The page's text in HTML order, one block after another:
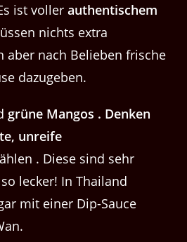
ist vollerauthentischem
nichts extra
aber nach Belieben frische
dazugeben.
grüne Mangos . Denken
unreife
. Diese sind sehr
lecker! In Thailand
mit einer Dip-Sauce